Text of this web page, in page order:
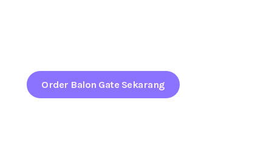
Order Balon Gate Sekarang